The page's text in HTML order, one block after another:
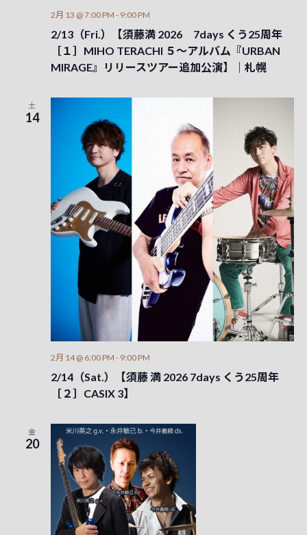
2/13（Fri.）【須藤満 2026 7days くう25周年
［１］MIHO TERACHI ５～アルバム『URBAN
MIRAGE』リリースツアー追加公演】｜札幌
2月 13 @ 7:00 PM - 9:00 PM
土
14
2/14（Sat.）【須藤 満 2026 7days くう25周年
［２］CASIX 3】
2月 14 @ 6:00 PM - 9:00 PM
金
20